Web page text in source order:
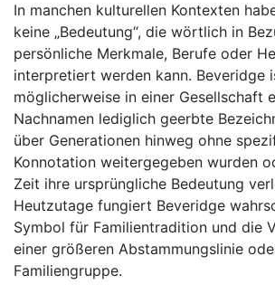
In manchen kulturellen Kontexten
keine „Bedeutung“, die wörtlich in
persönliche Merkmale, Berufe oder
interpretiert werden kann. Beveridge
möglicherweise in einer Gesellschaft
Nachnamen lediglich geerbte
über Generationen hinweg ohne
Konnotation weitergegeben wurden
Zeit ihre ursprüngliche Bedeutung
Heutzutage fungiert Beveridge
Symbol für Familientradition und die
einer größeren Abstammungslinie
Familiengruppe.